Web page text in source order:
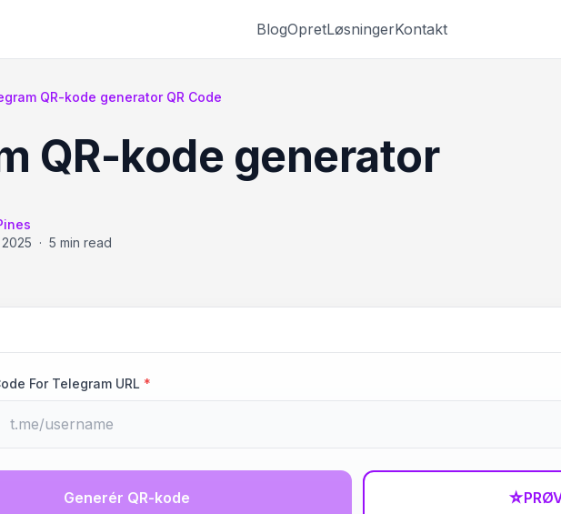
BlogOpretLøsningerKontakt
QR-kode generator QR Code
QR-kode generator
· 5 min read
For Telegram URL *
Generér QR-kode ☆